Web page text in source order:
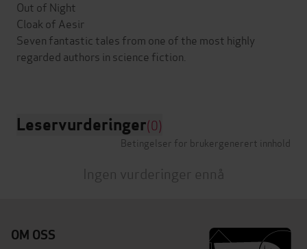
Out of Night
Cloak of Aesir
Seven fantastic tales from one of the most highly
regarded authors in science fiction.
Leservurderinger(0)
Betingelser for brukergenerert innhold
Ingen vurderinger ennå
OM OSS